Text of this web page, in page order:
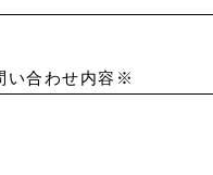
い合わせ内容※